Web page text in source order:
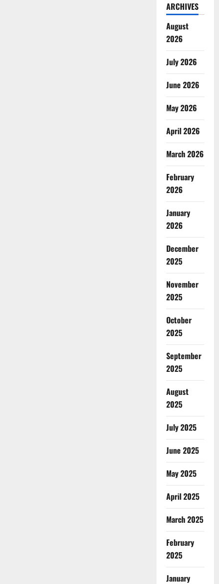
ARCHIVES
August
2026
July 2026
June 2026
May 2026
April 2026
March 2026
February
2026
January
2026
December
2025
November
2025
October
2025
September
2025
August
2025
July 2025
June 2025
May 2025
April 2025
March 2025
February
2025
January